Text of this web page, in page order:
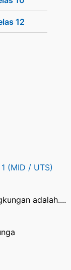
12
(MID / UTS)
adalah....